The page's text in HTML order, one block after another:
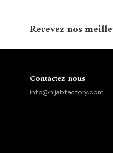
Recevez nos
Contactez nous
info@hijabfactory.com